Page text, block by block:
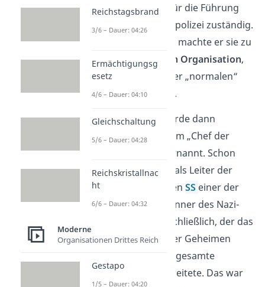
Reinhard Heydrich
für die Führung
der Geheimen Staatspolizei zuständig.
Innerhalb kurzer Zeit machte er sie zu
einereigenständigen Organisation,
die nicht mehr von der „normalen“
Polizei abhängig war.
Zwei Jahre später wurde dann
Heinrich Himmler
zum „Chef der
deutschen Polizei“ ernannt. Schon
vorher war Himmler als Leiter der
nationalsozialistischen SS einer der
einflussreichsten Männer des Nazi-
Regimes. Er war es schließlich, der das
preußische Modell der Geheimen
Staatspolizei auf das gesamte
Deutsche Reich ausweitete. Das war
Reichstagsbrand
3/6 – Dauer: 04:26
Ermächtigungsg
esetz
4/6 – Dauer: 04:10
Gleichschaltung
5/6 – Dauer: 04:28
Reichskristallnac
ht
6/6 – Dauer: 04:32
Moderne
Organisationen Drittes Reich
Gestapo
1/5 – Dauer: 04:20